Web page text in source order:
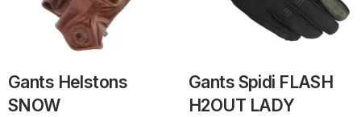
Gants Helstons
SNOW
Gants Spidi FLASH
H2OUT LADY